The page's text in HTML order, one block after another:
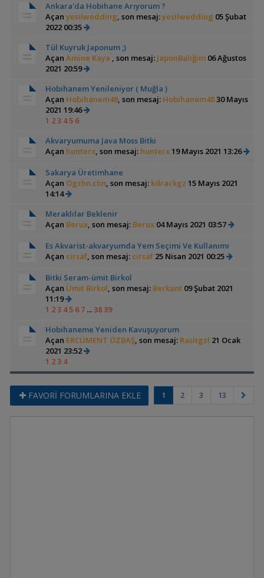
Ankara'da Hobihane Arıyorum ?
Açan yesilwedding, son mesaj:yesilwedding 05 Şubat
2022 00:35
Tül Kuyruk Japonum ;)
Açan Amine Kaya , son mesaj: JaponBalığım06 Ağustos
2021 20:59
Hobihanem Yenileniyor ( Muğla )
Açan Hobihanem48, son mesaj: Hobihanem4830 Mayıs
2021 19:46
1 23 45 6
Akvaryumuma Java Moss Bitki
Açan hunterx, son mesaj: hunterx19 Mayıs 2021 13:26
Sakarya Üretimhane
Açan Ogzhn.cbn, son mesaj: kdrackgz 15 Mayıs 2021
14:14
Meraklılar Beklenir
Açan Berux, son mesaj: Berux04 Mayıs 2021 03:57
Es Akvarist-akvaryumda Yem Seçimi Ve Kullanımı
Açan cirsaf, son mesaj: cirsaf25 Nisan 2021 00:25
Bitki Seram-ümit Birkol
Açan Ümit Birkol, son mesaj: Berkant09 Şubat 2021
11:19
1 23 45 6 7...3839
Hobihaneme Yeniden Kavuşuyorum
Açan ERCÜMENT ÖZBAŞ, son mesaj: Rasitgzl 21 Ocak
2021 23:52
1 23 4
FAVORİ FORUMLARINA EKLE 1 2 3 13